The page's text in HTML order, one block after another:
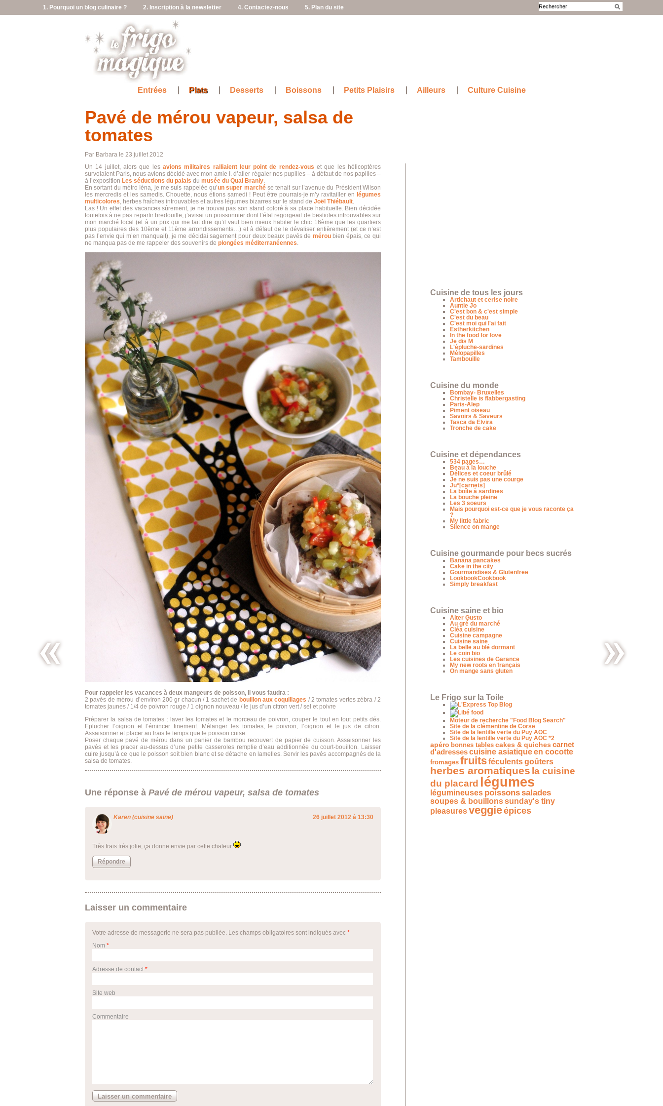
1. Pourquoi un blog culinaire ? 2. Inscription à la newsletter 4. Contactez-nous 5. Plan du site
Entrées Plats Desserts Boissons Petits Plaisirs Ailleurs Culture Cuisine
Pavé de mérou vapeur, salsa de
tomates
Par Barbara le 23 juillet 2012
Un 14 juillet, alors que les avions militaires ralliaient leur point de rendez-vous et que les hélicoptères
survolaient Paris, nous avions décidé avec mon amie I. d’aller régaler nos pupilles – à défaut de nos papilles –
à l’exposition Les séductions du palais du musée du Quai Branly.
En sortant du métro Iéna, je me suis rappelée qu’un super marchése tenait sur l’avenue du Président Wilson
les mercredis et les samedis. Chouette, nous étions samedi ! Peut être pourrais-je m’y ravitailler en légumes
multicolores, herbes fraîches introuvables et autres légumes bizarres sur le stand de Joël Thiébault.
Las ! Un effet des vacances sûrement, je ne trouvai pas son stand coloré à sa place habituelle. Bien décidée
toutefois à ne pas repartir bredouille, j’avisai un poissonnier dont l’étal regorgeait de bestioles introuvables sur
mon marché local (et à un prix qui me fait dire qu’il vaut bien mieux habiter le chic 16ème que les quartiers
plus populaires des 10ème et 11ème arrondissements…) et à défaut de le dévaliser entièrement (et ce n’est
pas l’envie qui m’en manquait), je me décidai sagement pour deux beaux pavés de méroubien épais, ce qui
ne manqua pas de me rappeler des souvenirs de plongées méditerranéennes.
Pour rappeler les vacances à deux mangeurs de poisson, il vous faudra :
2 pavés de mérou d’environ 200 gr chacun / 1 sachet de bouillon aux coquillages / 2 tomates vertes zébra / 2
tomates jaunes / 1/4 de poivron rouge / 1 oignon nouveau / le jus d’un citron vert / sel et poivre
Préparer la salsa de tomates : laver les tomates et le morceau de poivron, couper le tout en tout petits dés.
Eplucher l’oignon et l’émincer finement. Mélanger les tomates, le poivron, l’oignon et le jus de citron.
Assaisonner et placer au frais le temps que le poisson cuise.
Poser chaque pavé de mérou dans un panier de bambou recouvert de papier de cuisson. Assaisonner les
pavés et les placer au-dessus d’une petite casseroles remplie d’eau additionnée du court-bouillon. Laisser
cuire jusqu’à ce que le poisson soit bien blanc et se détache en lamelles. Servir les pavés accompagnés de la
salsa de tomates.
Une réponse à Pavé de mérou vapeur, salsa de tomates
Karen (cuisine saine) 26 juillet 2012 à 13:30
Très frais très jolie, ça donne envie par cette chaleur
Répondre
Laisser un commentaire
Votre adresse de messagerie ne sera pas publiée. Les champs obligatoires sont indiqués avec *
Nom *
Adresse de contact *
Site web
Commentaire
Cuisine de tous les jours
Artichaut et cerise noire
Auntie Jo
C'est bon & c'est simple
C'est du beau
C'est moi qui l'ai fait
Estherkitchen
In the food for love
Je dis M
L'épluche-sardines
Mélopapilles
Tambouille
Cuisine du monde
Bombay- Bruxelles
Christelle is flabbergasting
Paris-Alep
Piment oiseau
Savoirs & Saveurs
Tasca da Elvira
Tronche de cake
Cuisine et dépendances
534 pages…
Beau à la louche
Délices et coeur brûlé
Je ne suis pas une courge
Ju*[carnets]
La boîte à sardines
La bouche pleine
Les 3 soeurs
Mais pourquoi est-ce que je vous raconte ça
?
My little fabric
Silence on mange
Cuisine gourmande pour becs sucrés
Banana pancakes
Cake in the city
Gourmandises & Glutenfree
LookbookCookbook
Simply breakfast
Cuisine saine et bio
Alter Gusto
Au gré du marché
Cléa cuisine
Cuisine campagne
Cuisine saine
La belle au blé dormant
Le coin bio
Les cuisines de Garance
My new roots en français
On mange sans gluten
Le Frigo sur la Toile
Moteur de recherche "Food Blog Search"
Site de la clémentine de Corse
Site de la lentille verte du Puy AOC
Site de la lentille verte du Puy AOC *2
apéro bonnes tables cakes & quiches carnet
d'adressescuisine asiatiqueen cocotte
fromages fruitsféculentsgoûters
herbes aromatiques la cuisine
du placard légumes
légumineuses poissonssalades
soupes & bouillonssunday's tiny
pleasuresveggieépices